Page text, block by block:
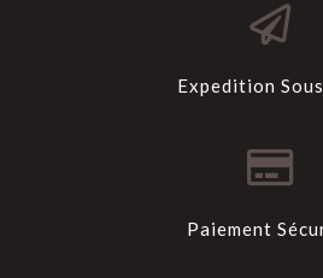
Expedition
Paiement